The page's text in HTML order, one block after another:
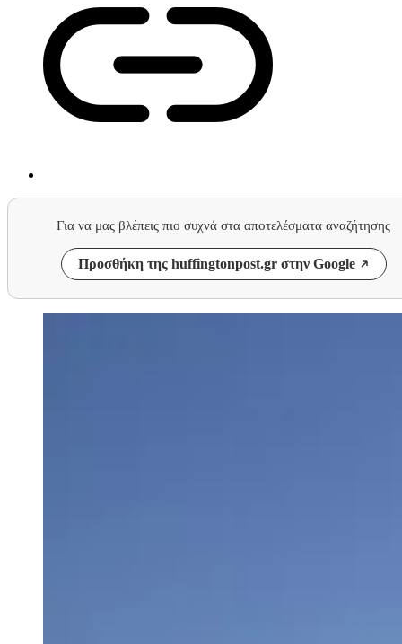
Για να μας βλέπεις πιο συχνά στα αποτελέσματα αναζήτησης
Προσθήκη της huffingtonpost.gr στην Google